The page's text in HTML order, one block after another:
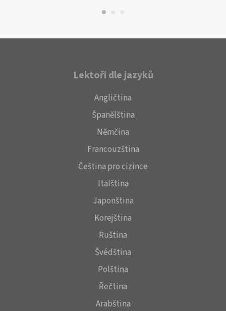
Lektoři dle jazyků
Angličtina
Španělština
Němčina
Francouzština
Čeština pro cizince
Italština
Japonština
Korejština
Ruština
Švédština
Polština
Řečtina
Arabština